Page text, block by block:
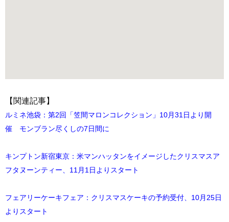
【関連記事】
ルミネ池袋：第2回「笠間マロンコレクション」10月31日より開
催 モンブラン尽くしの7日間に
キンプトン新宿東京：米マンハッタンをイメージしたクリスマスア
フタヌーンティー、11月1日よりスタート
フェアリーケーキフェア：クリスマスケーキの予約受付、10月25日
よりスタート